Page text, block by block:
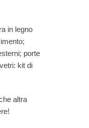
in legno
porte
kit di
altra